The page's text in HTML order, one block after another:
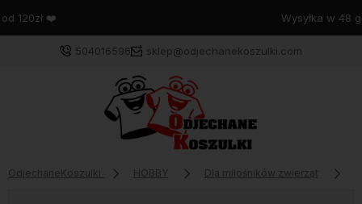
504016596 sklep@odjechanekoszulki.com
OdjechaneKoszulki HOBBY Dla miłośników zwierząt